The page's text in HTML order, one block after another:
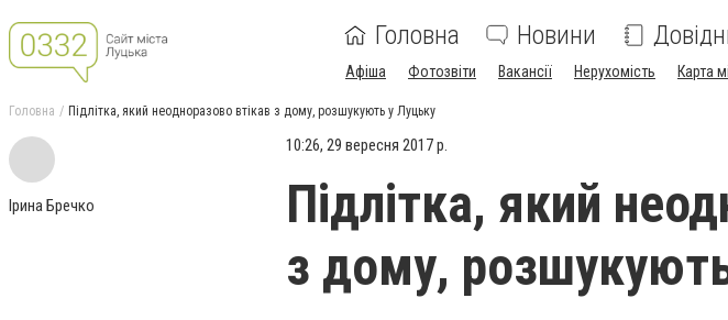
Головна Новини
Афіша Фотозвіти Вакансії Нерухомість Карта
Головна Підлітка, який неодноразово втікав з дому, розшукують у Луцьку
Ірина Бречко
10:26, 29 вересня 2017 р.
Підлітка, який
з дому,